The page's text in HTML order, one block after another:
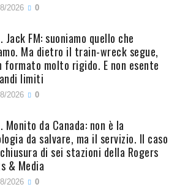
2026 0
Jack FM: suoniamo quello che
Ma dietro il train-wreck segue,
formato molto rigido. E non esente
limiti
2026 0
Monito da Canada: non è la
da salvare, ma il servizio. Il caso
di sei stazioni della Rogers
& Media
2026 0